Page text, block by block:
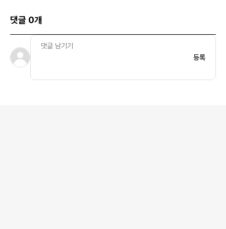
댓글 0개
등록